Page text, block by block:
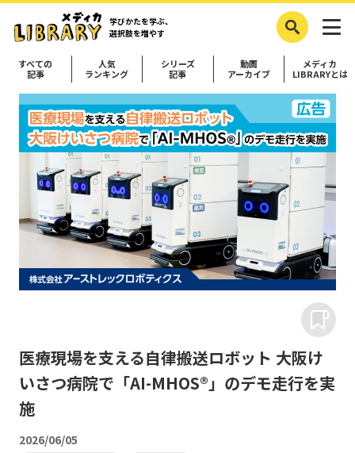
学びかたを学ぶ、
選択肢を増やす
すべての
記事
人気
ランキング
シリーズ
記事
動画
アーカイブ
メディカ
LIBRARYとは
医療現場を支える自律搬送ロボット 大阪け
いさつ病院で「AI-MHOS®」のデモ走行を実
施
2026/06/05